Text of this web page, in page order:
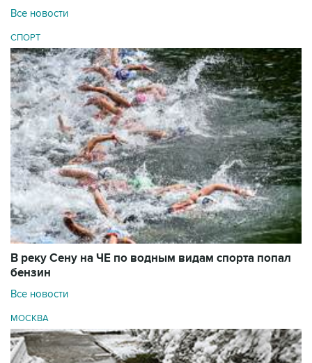
Все новости
СПОРТ
В реку Сену на ЧЕ по водным видам спорта попал
бензин
Все новости
МОСКВА